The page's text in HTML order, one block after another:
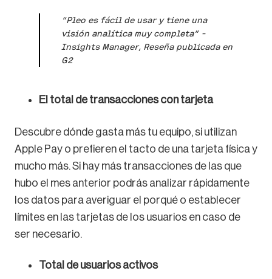
“Pleo es fácil de usar y tiene una
visión analítica muy completa” –
Insights Manager, Reseña publicada en
G2
El total de transacciones con tarjeta
Descubre dónde gasta más tu equipo, si utilizan
Apple Pay o prefieren el tacto de una tarjeta física y
mucho más. Si hay más transacciones de las que
hubo el mes anterior podrás analizar rápidamente
los datos para averiguar el porqué o establecer
límites en las tarjetas de los usuarios en caso de
ser necesario.
Total de usuarios activos